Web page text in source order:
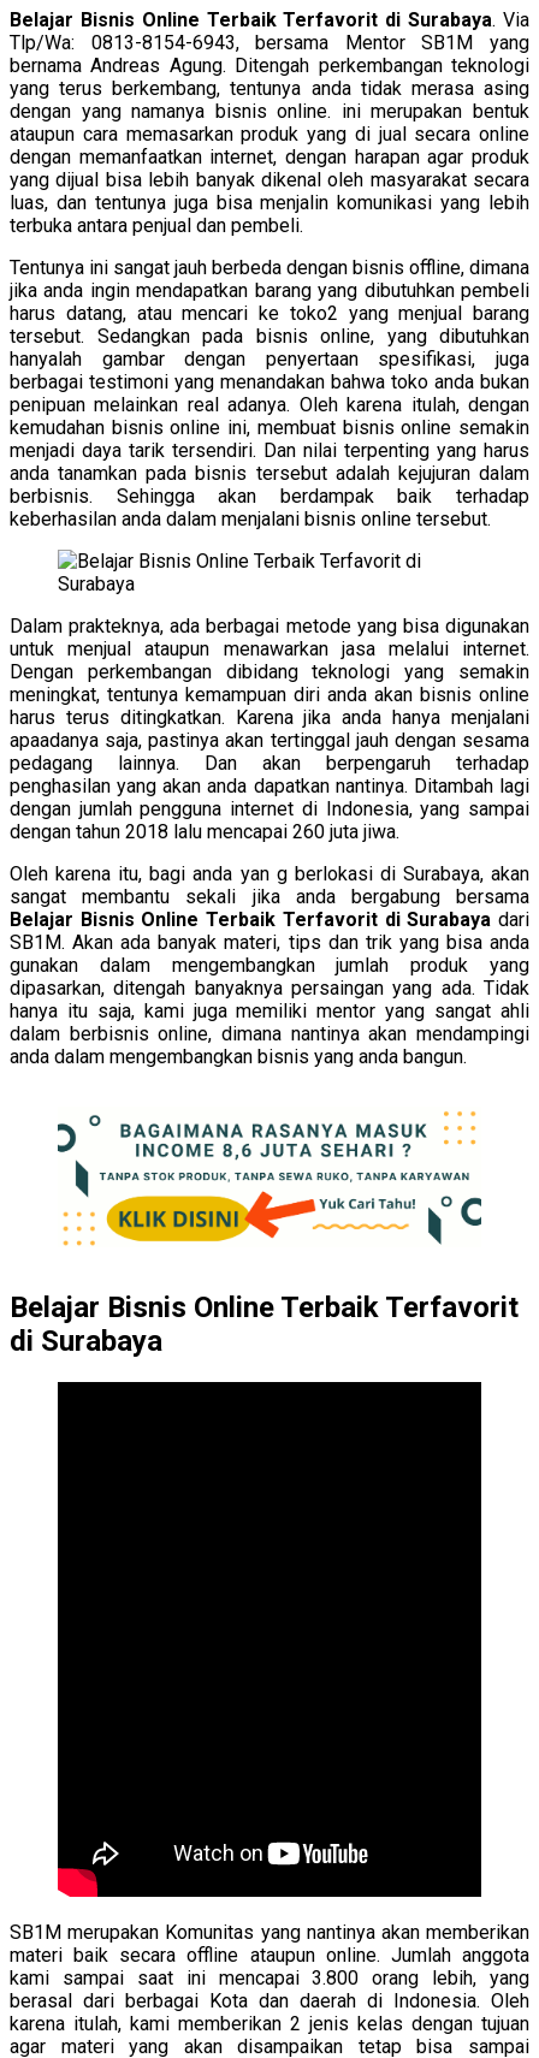
Belajar Bisnis Online Terbaik Terfavorit di Surabaya. Via
Tlp/Wa: 0813-8154-6943, bersama Mentor SB1M yang
bernama Andreas Agung. Ditengah perkembangan teknologi
yang terus berkembang, tentunya anda tidak merasa asing
dengan yang namanya bisnis online. ini merupakan bentuk
ataupun cara memasarkan produk yang di jual secara online
dengan memanfaatkan internet, dengan harapan agar produk
yang dijual bisa lebih banyak dikenal oleh masyarakat secara
luas, dan tentunya juga bisa menjalin komunikasi yang lebih
terbuka antara penjual dan pembeli.
Tentunya ini sangat jauh berbeda dengan bisnis offline, dimana
jika anda ingin mendapatkan barang yang dibutuhkan pembeli
harus datang, atau mencari ke toko2 yang menjual barang
tersebut. Sedangkan pada bisnis online, yang dibutuhkan
hanyalah gambar dengan penyertaan spesifikasi, juga
berbagai testimoni yang menandakan bahwa toko anda bukan
penipuan melainkan real adanya. Oleh karena itulah, dengan
kemudahan bisnis online ini, membuat bisnis online semakin
menjadi daya tarik tersendiri. Dan nilai terpenting yang harus
anda tanamkan pada bisnis tersebut adalah kejujuran dalam
berbisnis. Sehingga akan berdampak baik terhadap
keberhasilan anda dalam menjalani bisnis online tersebut.
Dalam prakteknya, ada berbagai metode yang bisa digunakan
untuk menjual ataupun menawarkan jasa melalui internet.
Dengan perkembangan dibidang teknologi yang semakin
meningkat, tentunya kemampuan diri anda akan bisnis online
harus terus ditingkatkan. Karena jika anda hanya menjalani
apaadanya saja, pastinya akan tertinggal jauh dengan sesama
pedagang lainnya. Dan akan berpengaruh terhadap
penghasilan yang akan anda dapatkan nantinya. Ditambah lagi
dengan jumlah pengguna internet di Indonesia, yang sampai
dengan tahun 2018 lalu mencapai 260 juta jiwa.
Oleh karena itu, bagi anda yan g berlokasi di Surabaya, akan
sangat membantu sekali jika anda bergabung bersama
Belajar Bisnis Online Terbaik Terfavorit di Surabaya dari
SB1M. Akan ada banyak materi, tips dan trik yang bisa anda
gunakan dalam mengembangkan jumlah produk yang
dipasarkan, ditengah banyaknya persaingan yang ada. Tidak
hanya itu saja, kami juga memiliki mentor yang sangat ahli
dalam berbisnis online, dimana nantinya akan mendampingi
anda dalam mengembangkan bisnis yang anda bangun.
Belajar Bisnis Online Terbaik Terfavorit
di Surabaya
SB1M merupakan Komunitas yang nantinya akan memberikan
materi baik secara offline ataupun online. Jumlah anggota
kami sampai saat ini mencapai 3.800 orang lebih, yang
berasal dari berbagai Kota dan daerah di Indonesia. Oleh
karena itulah, kami memberikan 2 jenis kelas dengan tujuan
agar materi yang akan disampaikan tetap bisa sampai